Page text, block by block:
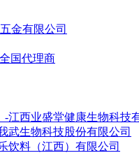
金有限公司
国代理商
江西业盛堂健康生物科技
武生物科技股份有限公司
饮料（江西）有限公司